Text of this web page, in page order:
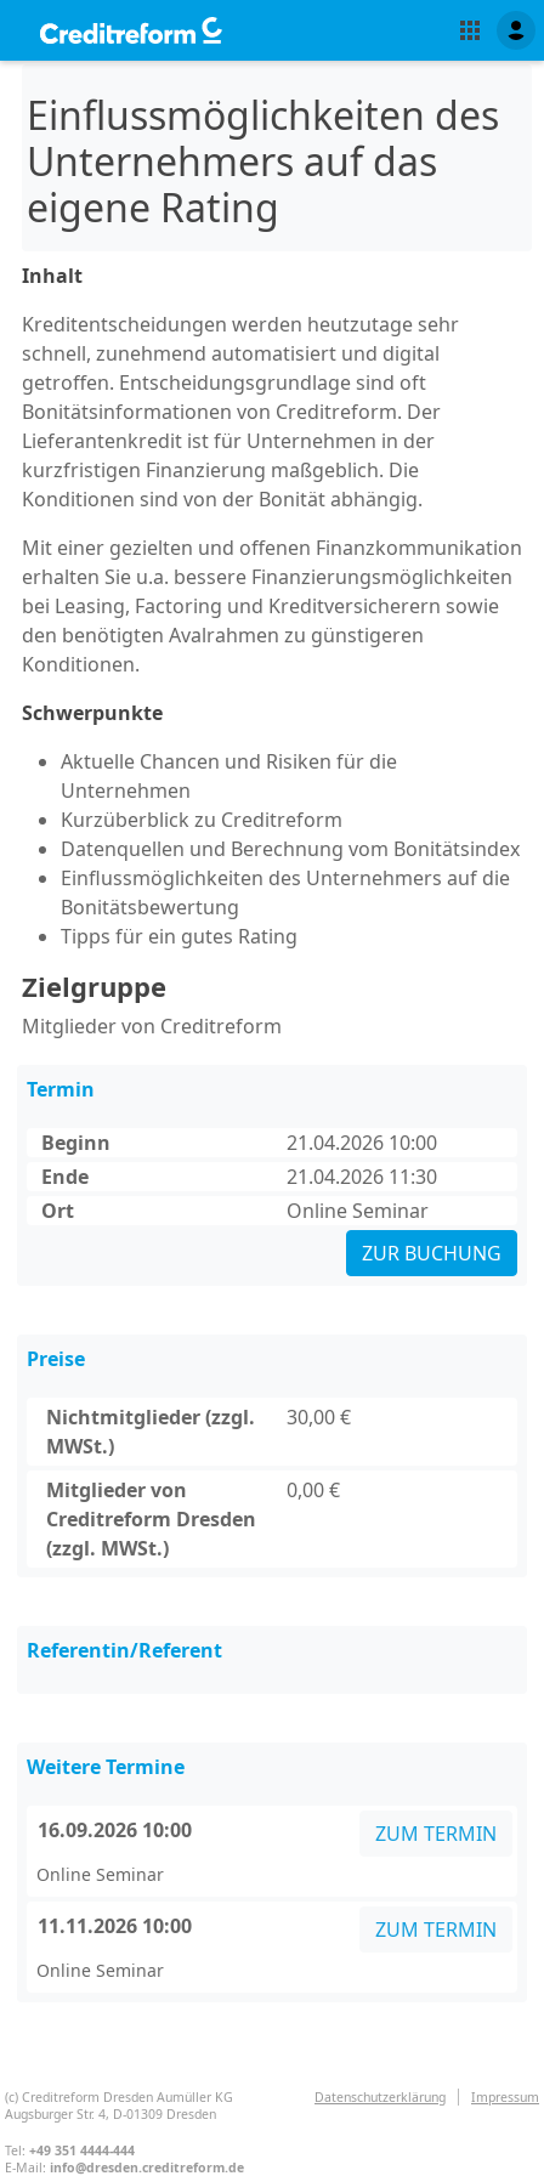
Einflussmöglichkeiten des
Unternehmers auf das
eigene Rating
Inhalt
Kreditentscheidungen werden heutzutage sehr
schnell, zunehmend automatisiert und digital
getroffen. Entscheidungsgrundlage sind oft
Bonitätsinformationen von Creditreform. Der
Lieferantenkredit ist für Unternehmen in der
kurzfristigen Finanzierung maßgeblich. Die
Konditionen sind von der Bonität abhängig.
Mit einer gezielten und offenen Finanzkommunikation
erhalten Sie u.a. bessere Finanzierungsmöglichkeiten
bei Leasing, Factoring und Kreditversicherern sowie
den benötigten Avalrahmen zu günstigeren
Konditionen.
Schwerpunkte
Aktuelle Chancen und Risiken für die
Unternehmen
Kurzüberblick zu Creditreform
Datenquellen und Berechnung vom Bonitätsindex
Einflussmöglichkeiten des Unternehmers auf die
Bonitätsbewertung
Tipps für ein gutes Rating
Zielgruppe
Mitglieder von Creditreform
Termin
Beginn
21.04.2026 10:00
Ende
21.04.2026 11:30
Ort
Online Seminar
ZUR BUCHUNG
Preise
Nichtmitglieder (zzgl.
MWSt.)
30,00 €
Mitglieder von
Creditreform Dresden
(zzgl. MWSt.)
0,00 €
Referentin/Referent
Weitere Termine
16.09.2026 10:00 ZUM TERMIN
Online Seminar
11.11.2026 10:00 ZUM TERMIN
Online Seminar
(c) Creditreform Dresden Aumüller KG
Augsburger Str. 4, D-01309 Dresden
Tel: +49 351 4444-444
E-Mail: info@dresden.creditreform.de
Datenschutzerklärung Impressum